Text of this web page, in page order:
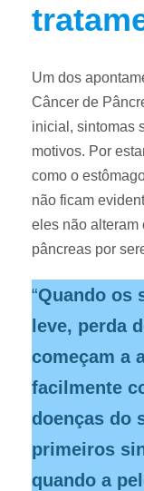
Um dos
Câncer de
inicial, sintomas
motivos. Por
como o
não ficam
eles não alteram
pâncreas por
“Quando os
leve, perda
começam a
facilmente
doenças do
primeiros
quando a